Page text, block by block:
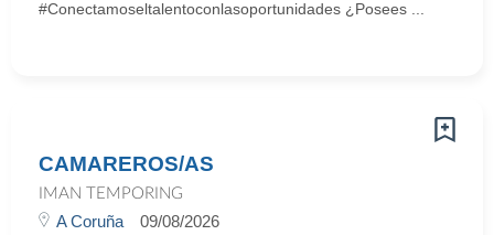
#Conectamoseltalentoconlasoportunidades ¿Posees ...
CAMAREROS/AS
IMAN TEMPORING
A Coruña 09/08/2026